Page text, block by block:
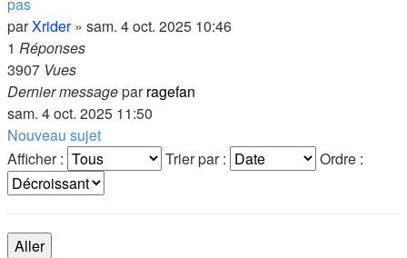
parXrider» sam. 4 oct. 2025 10:46
1 Réponses
3907 Vues
Dernier messageparragefan
sam. 4 oct. 2025 11:50
Nouveau sujet
Afficher :
Trier par : Ordre :